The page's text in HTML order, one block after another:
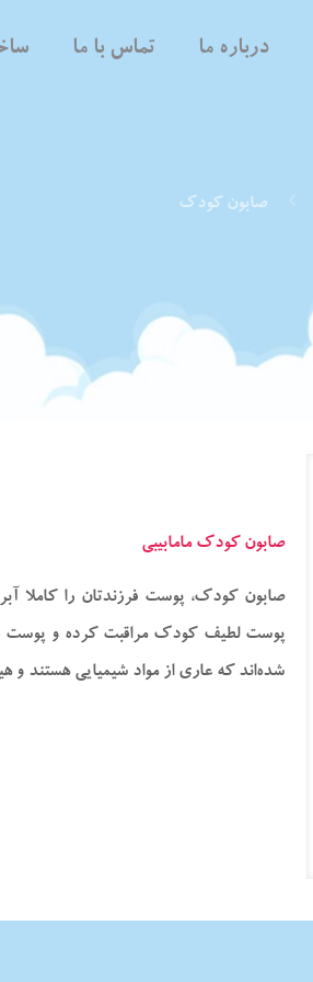
درباره ما تماس با ما
صابون کودک
صابون کودک مامابیبی
صابون کودک، پوست فرزندتان را کاملا
پوست لطیف کودک مراقبت کرده و پوست
شده‌اند که عاری از مواد شیمیایی هستند و